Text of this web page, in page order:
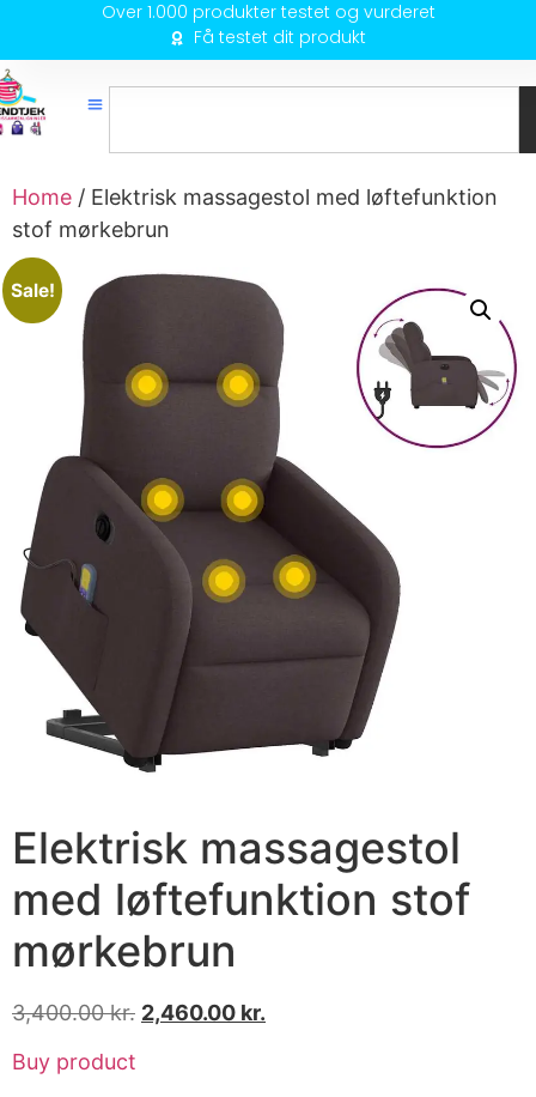
Over 1.000 produkter testet og vurderet
Få testet dit produkt
Home / Elektrisk massagestol med løftefunktion
stof mørkebrun
Sale!
Elektrisk massagestol
med løftefunktion stof
mørkebrun
3,400.00kr. 2,460.00 kr.
Buy product